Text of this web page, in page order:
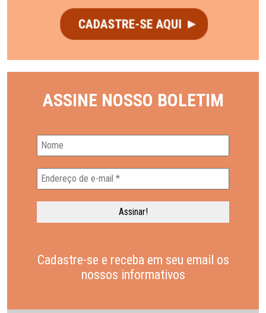
ASSINE NOSSO BOLETIM
Cadastre-se e receba em seu email os
nossos informativos